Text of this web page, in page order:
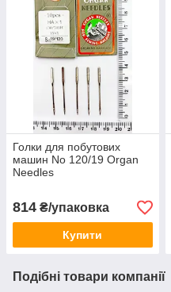
Голки для побутових
машин No 120/19 Organ
Needles
814 ₴/упаковка
Купити
Подібні товари компанії